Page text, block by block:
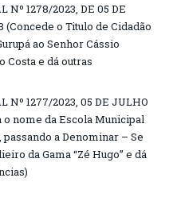
Nº 1278/2023, DE 05 DE
(Concede o Titulo de Cidadão
ao Senhor Cássio
Costa e dá outras
Nº 1277/2023, 05 DE JULHO
o nome da Escola Municipal
passando a Denominar – Se
da Gama “Zé Hugo” e dá